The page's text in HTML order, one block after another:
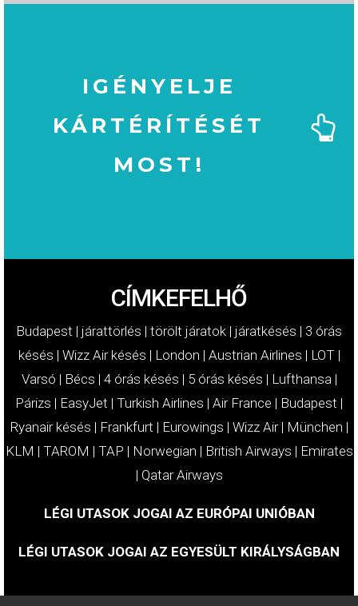
IGÉNYELJE
KÁRTÉRÍTÉSÉT
MOST!
CÍMKEFELHŐ
Budapest | járattörlés | törölt járatok | járatkésés | 3 órás
késés | Wizz Air késés | London | Austrian Airlines | LOT|
Varsó | Bécs | 4 órás késés | 5 órás késés | Lufthansa |
Párizs | EasyJet | Turkish Airlines | Air France | Budapest |
Ryanair késés | Frankfurt | Eurowings | Wizz Air| München |
KLM | TAROM | TAP | Norwegian | British Airways | Emirates
| Qatar Airways
LÉGI UTASOK JOGAI AZ EURÓPAI UNIÓBAN
LÉGI UTASOK JOGAI AZ EGYESÜLT KIRÁLYSÁGBAN